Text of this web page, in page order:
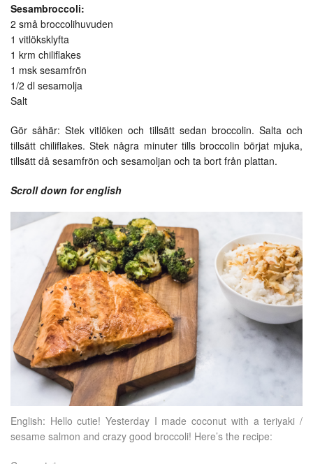
Sesambroccoli:
2 små broccolihuvuden
1 vitlöksklyfta
1 krm chiliflakes
1 msk sesamfrön
1/2 dl sesamolja
Salt
Gör såhär: Stek vitlöken och tillsätt sedan broccolin. Salta och
tillsätt chiliflakes. Stek några minuter tills broccolin börjat mjuka,
tillsätt då sesamfrön och sesamoljan och ta bort från plattan.
Scroll down for english
English: Hello cutie! Yesterday I made coconut with a teriyaki /
sesame salmon and crazy good broccoli! Here’s the recipe: